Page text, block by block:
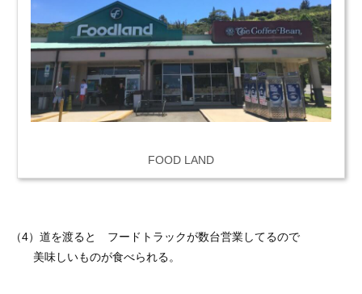
FOOD LAND
（4）道を渡ると フードトラックが数台営業してるので
美味しいものが食べられる。